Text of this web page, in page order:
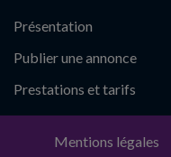
Présentation
Publier une annonce
Prestations et tarifs
Mentions légales